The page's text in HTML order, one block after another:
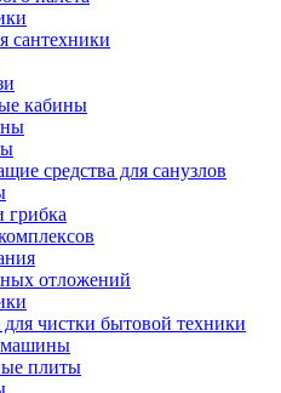
сантехники
кабины
средства для санузлов
грибка
отложений
для чистки бытовой техники
машины
плиты